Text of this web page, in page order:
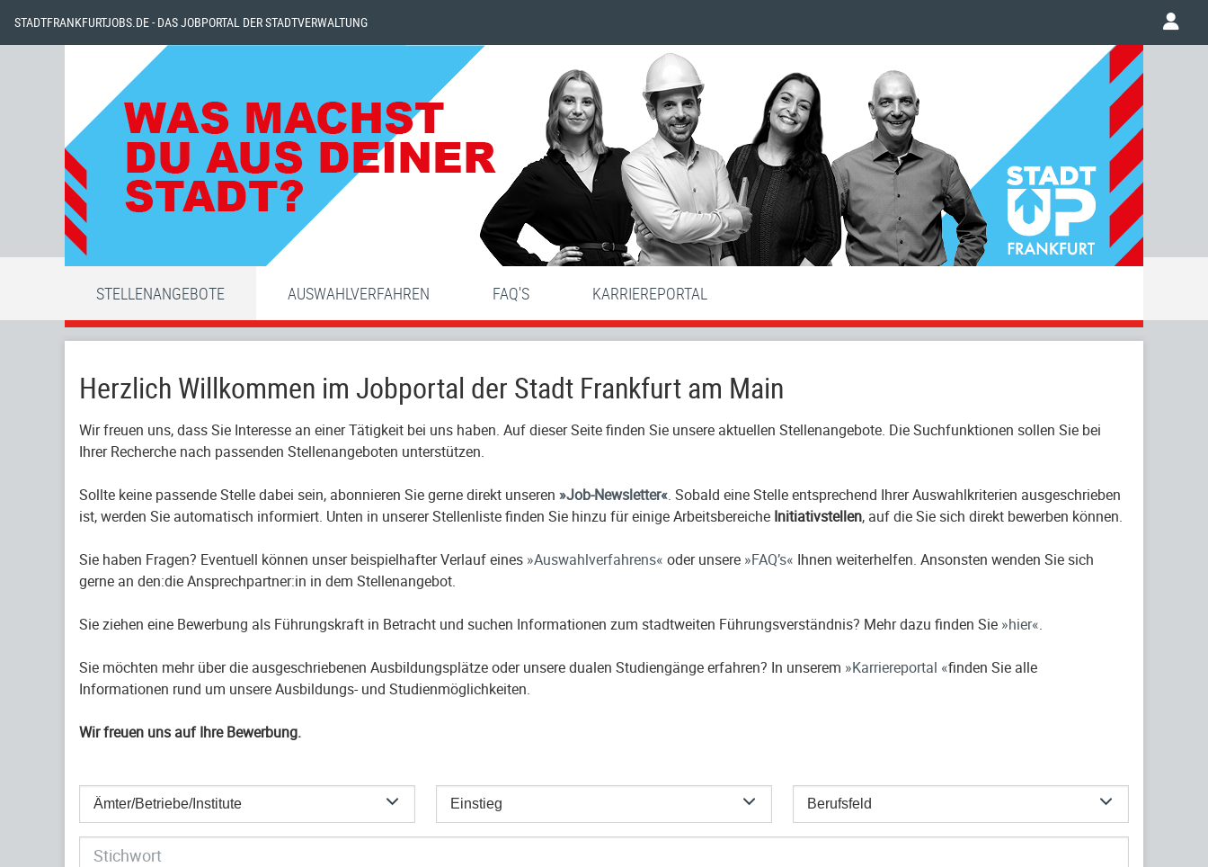
STADTFRANKFURTJOBS.DE - DAS JOBPORTAL DER STADTVERWALTUNG
STELLENANGEBOTE AUSWAHLVERFAHREN FAQ'S KARRIEREPORTAL
Herzlich Willkommen im Jobportal der Stadt Frankfurt am Main
Wir freuen uns, dass Sie Interesse an einer Tätigkeit bei uns haben. Auf dieser Seite finden Sie unsere aktuellen Stellenangebote. Die Suchfunktionen sollen Sie bei
Ihrer Recherche nach passenden Stellenangeboten unterstützen.
Sollte keine passende Stelle dabei sein, abonnieren Sie gerne direkt unseren Job-Newsletter . Sobald eine Stelle entsprechend Ihrer Auswahlkriterien ausgeschrieben
ist, werden Sie automatisch informiert. Unten in unserer Stellenliste finden Sie hinzu für einige Arbeitsbereiche Initiativstellen, auf die Sie sich direkt bewerben können.
Sie haben Fragen? Eventuell können unser beispielhafter Verlauf eines Auswahlverfahrens oder unsere FAQ’s Ihnen weiterhelfen. Ansonsten wenden Sie sich
gerne an den:die Ansprechpartner:in in dem Stellenangebot.
Sie ziehen eine Bewerbung als Führungskraft in Betracht und suchen Informationen zum stadtweiten Führungsverständnis? Mehr dazu finden Sie hier .
Sie möchten mehr über die ausgeschriebenen Ausbildungsplätze oder unsere dualen Studiengänge erfahren? In unserem Karriereportal finden Sie alle
Informationen rund um unsere Ausbildungs- und Studienmöglichkeiten.
Wir freuen uns auf Ihre Bewerbung.
Ämter/Betriebe/Institute Einstieg Berufsfeld